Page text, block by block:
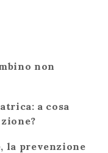
non
a cosa
la prevenzione